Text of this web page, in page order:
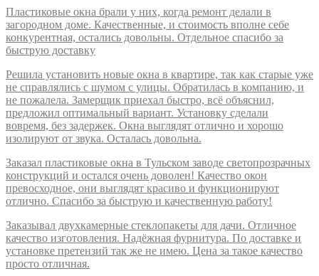
Пластиковые окна брали у них, когда ремонт делали в
загородном доме. Качественные, и стоимость вполне себе
конкурентная, остались довольны. Отдельное спасибо за
быструю доставку
Решила установить новые окна в квартире, так как старые уже
не справлялись с шумом с улицы. Обратилась в компанию, и
не пожалела. Замерщик приехал быстро, всё объяснил,
предложил оптимальный вариант. Установку сделали
вовремя, без задержек. Окна выглядят отлично и хорошо
изолируют от звука. Осталась довольна.
Заказал пластиковые окна в Тульском заводе светопрозрачных
конструкций и остался очень доволен! Качество окон
превосходное, они выглядят красиво и функционируют
отлично. Спасибо за быструю и качественную работу!
Заказывал двухкамерные стеклопакеты для дачи. Отличное
качество изготовления. Надёжная фурнитура. По доставке и
установке претензий так же не имею. Цена за такое качество
просто отличная.